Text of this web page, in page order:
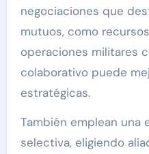
negociaciones que
mutuos, como
operaciones militares
colaborativo puede
estratégicas.
También emplean una
selectiva, eligiendo